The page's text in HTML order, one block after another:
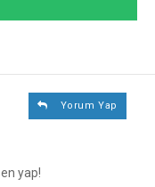
Yorum Yap
yap!